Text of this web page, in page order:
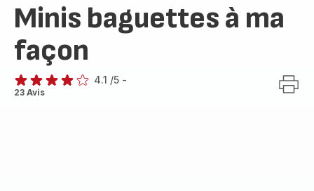
Minis baguettes à ma
façon
ratings.4.1
4.1 /5 -
23 Avis